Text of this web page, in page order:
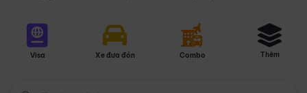
Visa Xe đưa đón Combo Thêm